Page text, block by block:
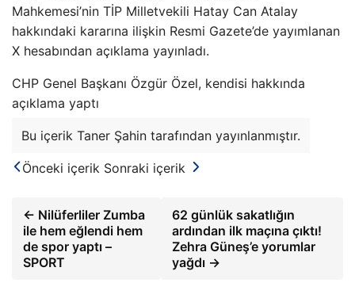
Mahkemesi’nin TİP Milletvekili Hatay Can Atalay
hakkındaki kararına ilişkin Resmi Gazete’de yayımlanan
X hesabından açıklama yayınladı.
CHP Genel Başkanı Özgür Özel, kendisi hakkında
açıklama yaptı
Bu içerik Taner Şahin tarafından yayınlanmıştır.
Önceki içerik Sonraki içerik
← Nilüferliler Zumba
ile hem eğlendi hem
de spor yaptı –
SPORT
62 günlük sakatlığın
ardından ilk maçına çıktı!
Zehra Güneş’e yorumlar
yağdı →